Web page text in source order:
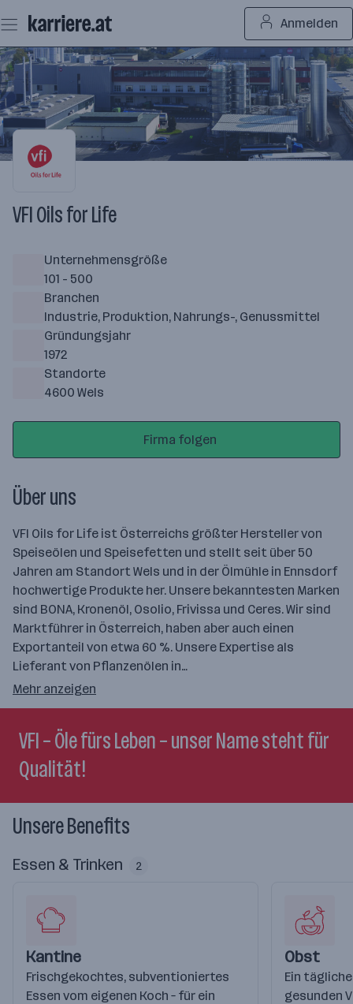
Seiteninhalt
springen
Anmelden
VFI Oils for Life
Unternehmensgröße
101 - 500
Branchen
Industrie, Produktion, Nahrungs-, Genussmittel
Gründungsjahr
1972
Standorte
4600 Wels
Firma folgen
Über uns
VFI Oils for Life ist Österreichs größter Hersteller von
Speiseölen und Speisefetten und stellt seit über 50
Jahren am Standort Wels und in der Ölmühle in Ennsdorf
hochwertige Produkte her. Unsere bekanntesten Marken
sind BONA, Kronenöl, Osolio, Frivissa und Ceres. Wir sind
Marktführer in Österreich, haben aber auch einen
Exportanteil von etwa 60 %. Unsere Expertise als
Lieferant von Pflanzenölen in…
Mehr anzeigen
VFI – Öle fürs Leben – unser Name steht für
Qualität!
Unsere Benefits
Essen & Trinken 2
Kantine
Frischgekochtes, subventioniertes
Essen vom eigenen Koch – für ein
Obst
Ein
gesunden